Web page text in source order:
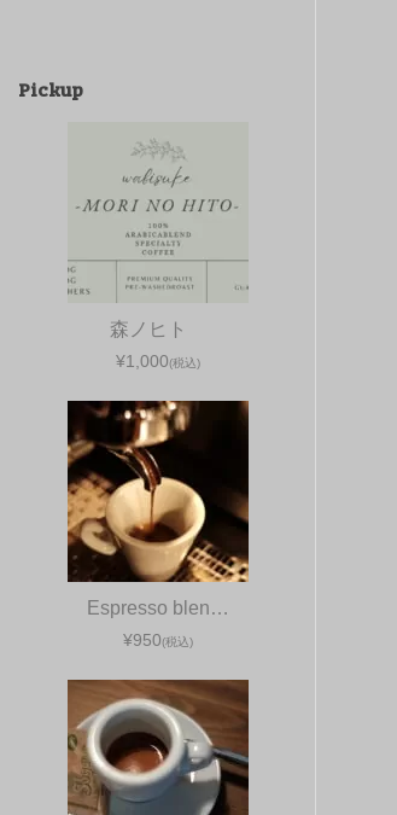
Pickup
森ノヒト
¥1,000(税込)
Espresso blen…
¥950(税込)